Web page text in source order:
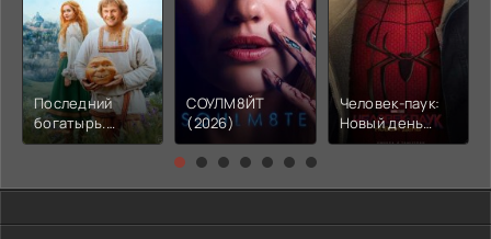
Последний
богатырь.
Колобок (2026)
СОУЛМ8ЙТ
(2026)
Человек-паук:
Новый день
(2026)